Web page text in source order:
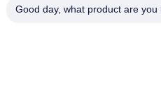
Indirizzo
Good day, what product are you